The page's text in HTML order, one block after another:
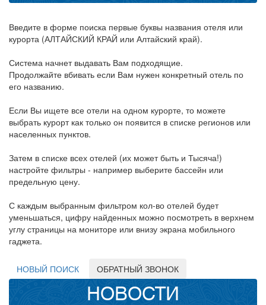
Введите в форме поиска первые буквы названия отеля или
курорта (АЛТАЙСКИЙ КРАЙ или Алтайский край).
Система начнет выдавать Вам подходящие.
Продолжайте вбивать если Вам нужен конкретный отель по
его названию.
Если Вы ищете все отели на одном курорте, то можете
выбрать курорт как только он появится в списке регионов или
населенных пунктов.
Затем в списке всех отелей (их может быть и Тысяча!)
настройте фильтры - например выберите бассейн или
предельную цену.
С каждым выбранным фильтром кол-во отелей будет
уменьшаться, цифру найденных можно посмотреть в верхнем
углу страницы на мониторе или внизу экрана мобильного
гаджета.
НОВЫЙ ПОИСК ОБРАТНЫЙ ЗВОНОК
НОВОСТИ